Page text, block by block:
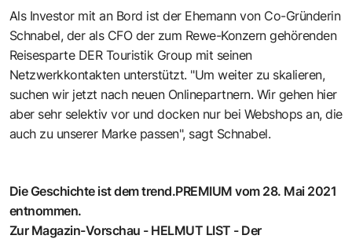
Als Investor mit an Bord ist der Ehemann von Co-Gründerin
Schnabel, der als CFO der zum Rewe-Konzern gehörenden
Reisesparte DER Touristik Group mit seinen
Netzwerkkontakten unterstützt. "Um weiter zu skalieren,
suchen wir jetzt nach neuen Onlinepartnern. Wir gehen hier
aber sehr selektiv vor und docken nur bei Webshops an, die
auch zu unserer Marke passen", sagt Schnabel.
Die Geschichte ist dem trend.PREMIUM vom 28. Mai 2021
entnommen.
Zur Magazin-Vorschau - HELMUT LIST - Der